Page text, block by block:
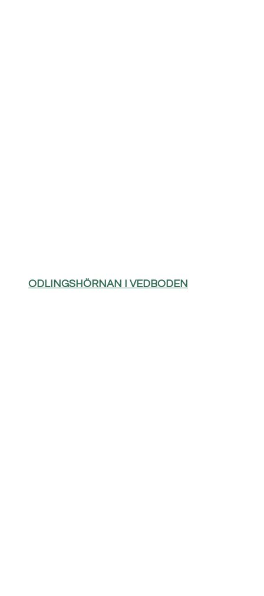
ODLINGSHÖRNAN I VEDBODEN